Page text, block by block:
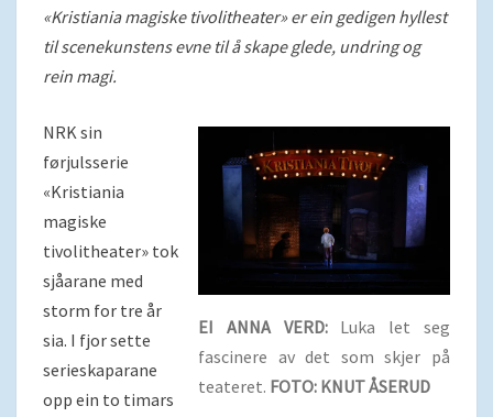
«Kristiania magiske tivolitheater» er ein gedigen hyllest
til scenekunstens evne til å skape glede, undring og
rein magi.
EI ANNA VERD: Luka let seg
fascinere av det som skjer på
teateret. FOTO: KNUT ÅSERUD
NRK sin
førjulsserie
«Kristiania
magiske
tivolitheater» tok
sjåarane med
storm for tre år
sia. I fjor sette
serieskaparane
opp ein to timars